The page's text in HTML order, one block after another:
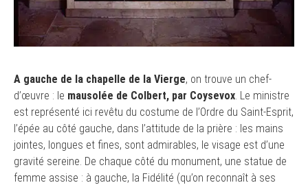
A gauche de la chapelle de la Vierge, on trouve un chef-
d’œuvre : le mausolée de Colbert, par Coysevox. Le ministre
est représenté ici revêtu du costume de l’Ordre du Saint-Esprit,
l’épée au côté gauche, dans l’attitude de la prière : les mains
jointes, longues et fines, sont admirables, le visage est d’une
gravité sereine. De chaque côté du monument, une statue de
femme assise : à gauche, la Fidélité (qu’on reconnaît à ses